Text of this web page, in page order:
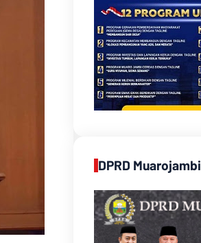
DPRD Muarojambi